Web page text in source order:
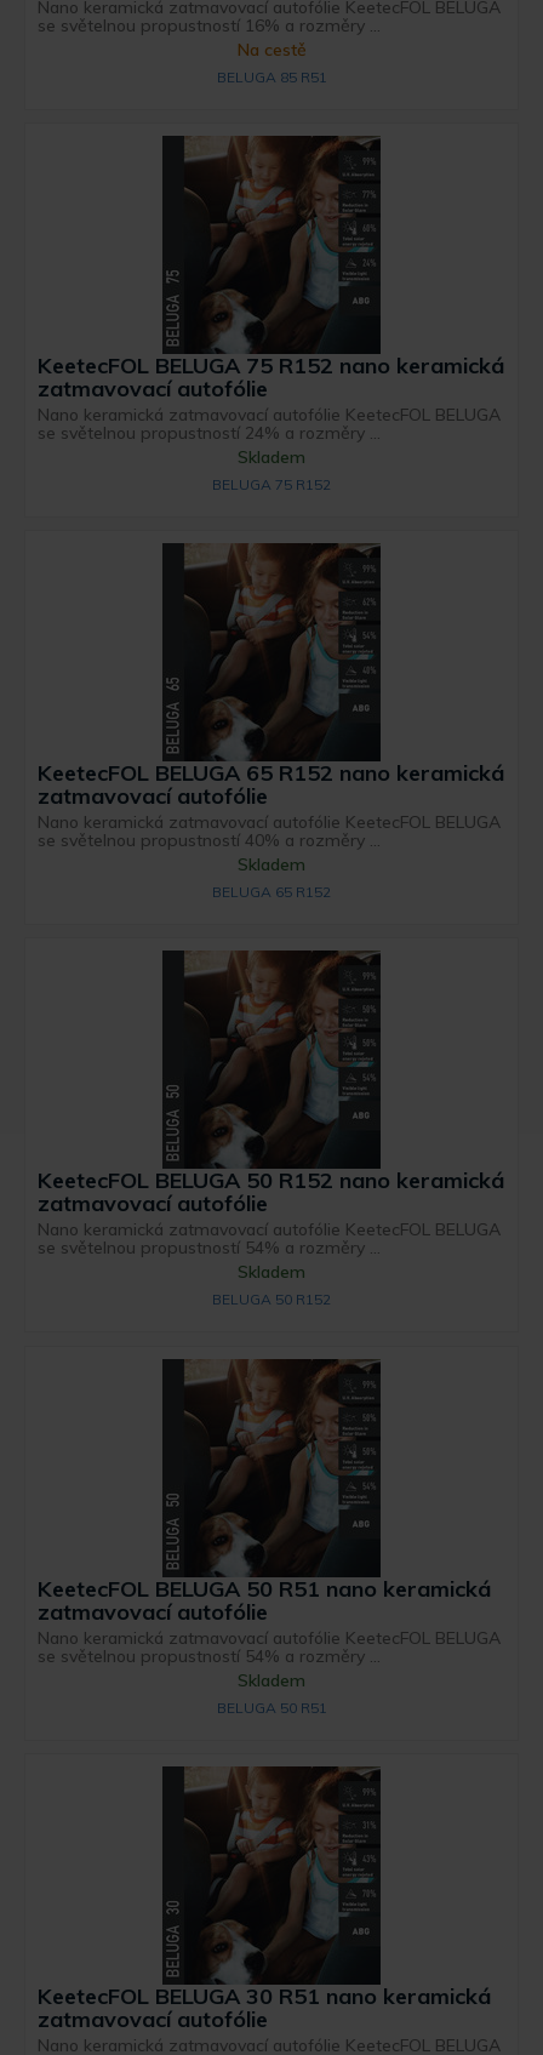
Nano keramická zatmavovací autofólie KeetecFOL BELUGA
se světelnou propustností 16% a rozměry ...
Na cestě
BELUGA 85 R51
KeetecFOL BELUGA 75 R152 nano keramická
zatmavovací autofólie
Nano keramická zatmavovací autofólie KeetecFOL BELUGA
se světelnou propustností 24% a rozměry ...
Skladem
BELUGA 75 R152
KeetecFOL BELUGA 65 R152 nano keramická
zatmavovací autofólie
Nano keramická zatmavovací autofólie KeetecFOL BELUGA
se světelnou propustností 40% a rozměry ...
Skladem
BELUGA 65 R152
KeetecFOL BELUGA 50 R152 nano keramická
zatmavovací autofólie
Nano keramická zatmavovací autofólie KeetecFOL BELUGA
se světelnou propustností 54% a rozměry ...
Skladem
BELUGA 50 R152
KeetecFOL BELUGA 50 R51 nano keramická
zatmavovací autofólie
Nano keramická zatmavovací autofólie KeetecFOL BELUGA
se světelnou propustností 54% a rozměry ...
Skladem
BELUGA 50 R51
KeetecFOL BELUGA 30 R51 nano keramická
zatmavovací autofólie
Nano keramická zatmavovací autofólie KeetecFOL BELUGA